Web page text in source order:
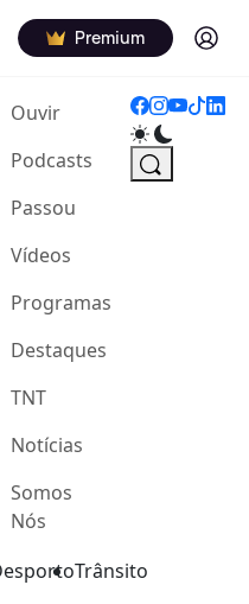
Premium Log in
Ouvir(current)
Podcasts
Passou
Vídeos
Programas
Destaques
TNT
Notícias
Somos
Nós
Trânsito